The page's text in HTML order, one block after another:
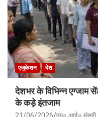
एजुकेशन देश
देशभर के विभिन्न एग्जाम
के कड़े इंतजाम